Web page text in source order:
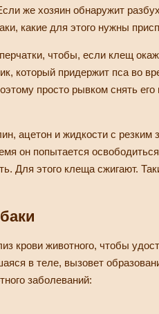
же хозяин обнаружит
какие для этого нужны
чтобы, если клещ
который придержит пса во
просто рывком снять
ацетон и жидкости с
он попытается
Для этого клеща сжигают.
крови животного, чтобы
в теле, вызовет
заболеваний: